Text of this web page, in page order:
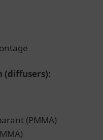
(diffusers):
(PMMA)